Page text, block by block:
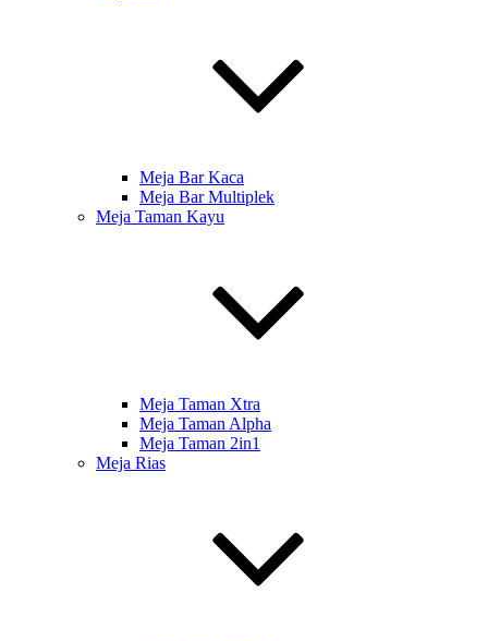
Meja Bar Kaca
Meja Bar Multiplek
Meja Taman Kayu
Meja Taman Xtra
Meja Taman Alpha
Meja Taman 2in1
Meja Rias